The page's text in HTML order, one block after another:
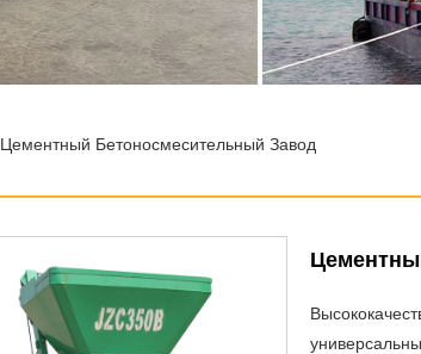
Цементный Бетоносмесительный Завод